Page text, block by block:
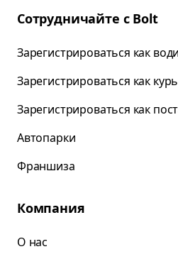
Сотрудничайте с Bolt
Зарегистрироваться как
Зарегистрироваться как
Зарегистрироваться как
Автопарки
Франшиза
Компания
О нас